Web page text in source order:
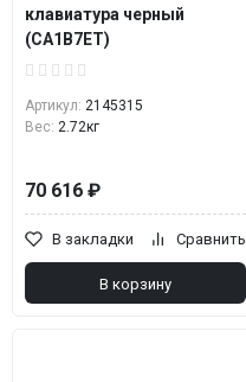
клавиатура черный
(CA1B7ET)
Артикул: 2145315
Вес: 2.72кг
70 616 ₽
В закладки Сравнить
В корзину